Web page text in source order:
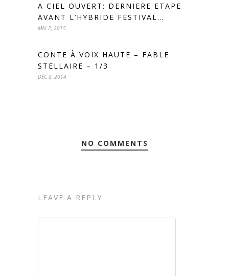
A CIEL OUVERT: DERNIERE ETAPE
AVANT L’HYBRIDE FESTIVAL…
MAI 2, 2015
CONTE À VOIX HAUTE – FABLE
STELLAIRE – 1/3
DÉC 8, 2014
NO COMMENTS
LEAVE A REPLY